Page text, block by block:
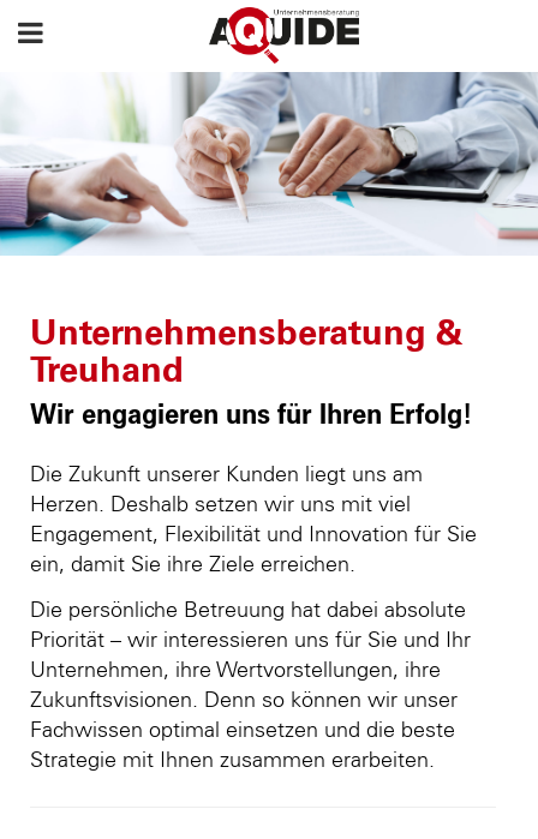
Unternehmensberatung &
Treuhand
Wir engagieren uns für Ihren Erfolg!
Die Zukunft unserer Kunden liegt uns am
Herzen. Deshalb setzen wir uns mit viel
Engagement, Flexibilität und Innovation für Sie
ein, damit Sie ihre Ziele erreichen.
Die persönliche Betreuung hat dabei absolute
Priorität – wir interessieren uns für Sie und Ihr
Unternehmen, ihre Wertvorstellungen, ihre
Zukunftsvisionen. Denn so können wir unser
Fachwissen optimal einsetzen und die beste
Strategie mit Ihnen zusammen erarbeiten.